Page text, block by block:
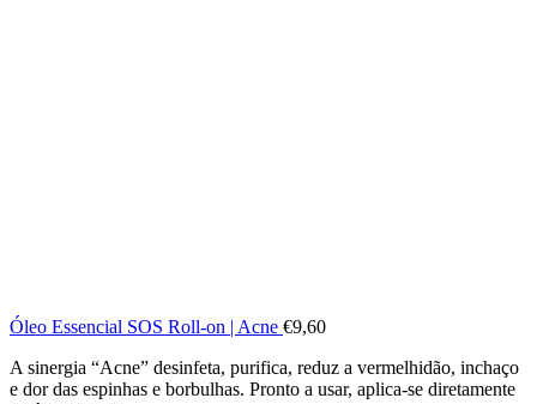
Óleo Essencial SOS Roll-on | Acne €9,60
A sinergia “Acne” desinfeta, purifica, reduz a vermelhidão, inchaço
e dor das espinhas e borbulhas. Pronto a usar, aplica-se diretamente